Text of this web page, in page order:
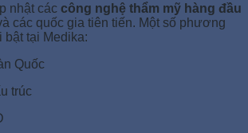
nhật các công nghệ thẩm mỹ hàng đầu
các quốc gia tiên tiến. Một số phương
bật tại Medika:
Quốc
trúc